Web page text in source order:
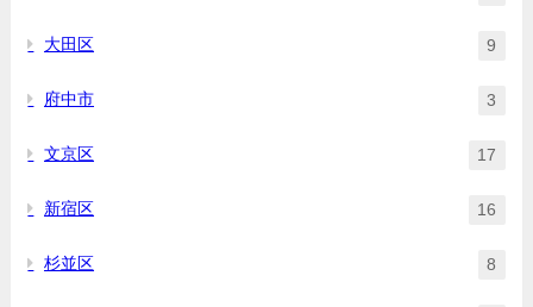
大田区 9
府中市 3
文京区 17
新宿区 16
杉並区 8